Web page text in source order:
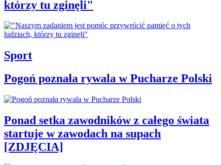
którzy tu zginęli"
Sport
Pogoń poznała rywala w Pucharze Polski
Ponad setka zawodników z całego świata
startuje w zawodach na supach
[ZDJĘCIA]